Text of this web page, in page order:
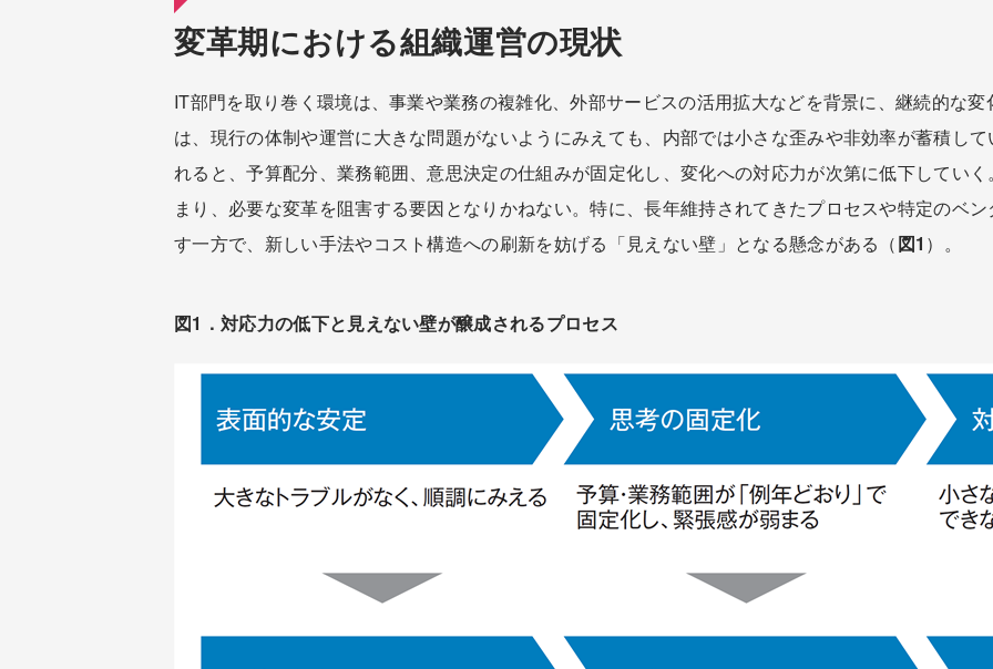
変革期における組織運営の現状
IT部門を取り巻く環境は、事業や業務の複雑化、外部サービスの活用拡大などを背景に、継続的な
は、現行の体制や運営に大きな問題がないようにみえても、内部では小さな歪みや非効率が蓄積し
れると、予算配分、業務範囲、意思決定の仕組みが固定化し、変化への対応力が次第に低下してい
まり、必要な変革を阻害する要因となりかねない。特に、長年維持されてきたプロセスや特定のベ
す一方で、新しい手法やコスト構造への刷新を妨げる「見えない壁」となる懸念がある（図1 ）。
図1．対応力の低下と見えない壁が醸成されるプロセス